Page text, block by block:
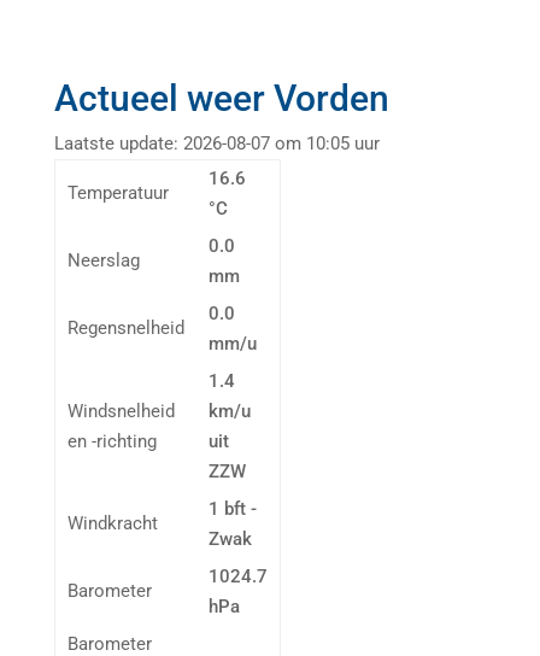
Actueel weer Vorden
Laatste update: 2026-08-07 om 10:05 uur
Temperatuur
16.6
°C
Neerslag
0.0
mm
Regensnelheid
0.0
mm/u
Windsnelheid
en -richting
1.4
km/u
uit
ZZW
Windkracht
1 bft -
Zwak
Barometer
1024.7
hPa
Barometer